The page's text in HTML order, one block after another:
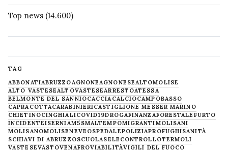
Top news (14.600)
TAG
ABBONATIABRUZZOAGNONEAGNONESEALTOMOLISE
ALTO VASTESEALTOVASTESEARRESTOATESSA
BELMONTE DEL SANNIOCACCIACALCIOCAMPOBASSO
CAPRACOTTACARABINIERICASTIGLIONE MESSER MARINO
CHIETINOCINGHIALICOVID19DROGAFINANZAFORESTALE FURTO
INCIDENTEISERNIAM5SMALTEMPOMIGRANTIMOLISANI
MOLISANOMOLISENEVE OSPEDALEPOLIZIAPROFUGHISANITÀ
SCHIAVI DI ABRUZZOSCUOLASELECONTROLLOTERMOLI
VASTESEVASTOVENAFROVIABILITÀVIGILI DEL FUOCO